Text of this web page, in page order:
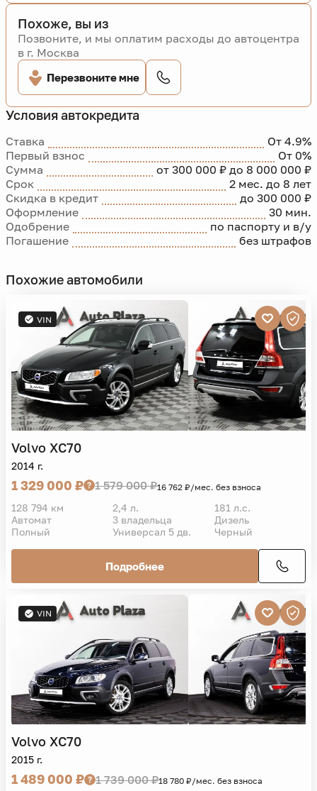
Условия автокредита
Ставка
От 4.9%
Первый взнос
От 0%
Сумма
от 300 000 ₽ до 8 000 000 ₽
Срок
2 мес. до 8 лет
Скидка в кредит
до 300 000 ₽
Оформление
30 мин.
Одобрение
по паспорту и в/у
Погашение
без штрафов
Похоже, вы из
Позвоните, и мы оплатим расходы до автоцентра
в г. Москва
Перезвоните мне
Похожие автомобили
VIN
Volvo XC70
2014 г.
1 329 000 ₽ 1 579 000 ₽16 762 ₽/мес. без взноса
128 794 км 2,4 л.
181 л.с.
Автомат
3 владельца
Дизель
Полный
Универсал 5 дв. Черный
Подробнее
VIN
Volvo XC70
2015 г.
1 489 000 ₽ 1 739 000 ₽18 780 ₽/мес. без взноса